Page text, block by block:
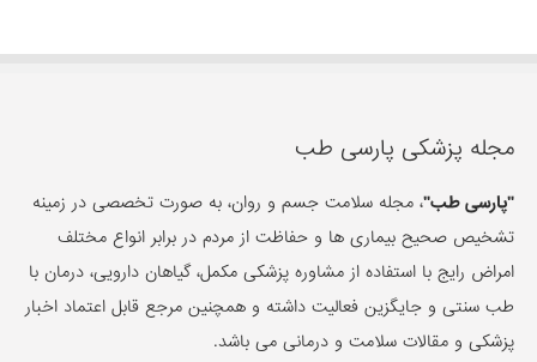
مجله پزشکی پارسی طب
"پارسی طب"، مجله سلامت جسم و روان، به صورت تخصصی در زمینه
تشخیص صحیح بیماری ها و حفاظت از مردم در برابر انواع مختلف
امراض رایج با استفاده از مشاوره پزشکی مکمل، گیاهان دارویی، درمان با
طب سنتی و جایگزین فعالیت داشته و همچنین مرجع قابل اعتماد اخبار
پزشکی و مقالات سلامت و درمانی می باشد.